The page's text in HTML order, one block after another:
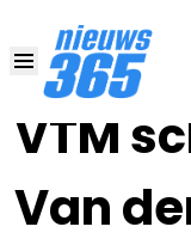
VTM
Van
05 SEP 2025, 14:00